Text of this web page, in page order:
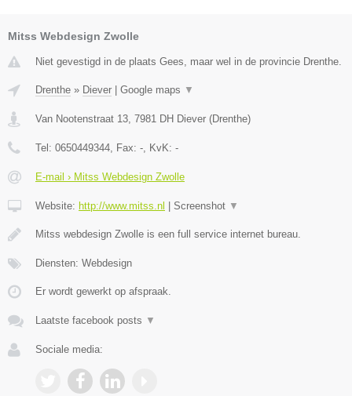
Mitss Webdesign Zwolle
Niet gevestigd in de plaats Gees, maar wel in de provincie Drenthe.
Drenthe » Diever Google maps ▼
Van Nootenstraat 13, 7981 DH Diever (Drenthe)
Tel: 0650449344, Fax: -, KvK: -
E-mail › Mitss Webdesign Zwolle
Website: http://www.mitss.nl Screenshot ▼
Mitss webdesign Zwolle is een full service internet bureau.
Diensten: Webdesign
Er wordt gewerkt op afspraak.
Laatste facebook posts ▼
Sociale media: